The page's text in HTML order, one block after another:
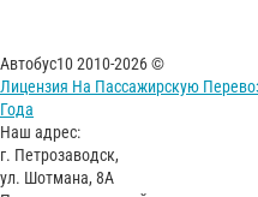
Автобус10 2010-2026 ©
Лицензия На Пассажирскую
Года
Наш адрес:
г. Петрозаводск,
ул. Шотмана, 8А